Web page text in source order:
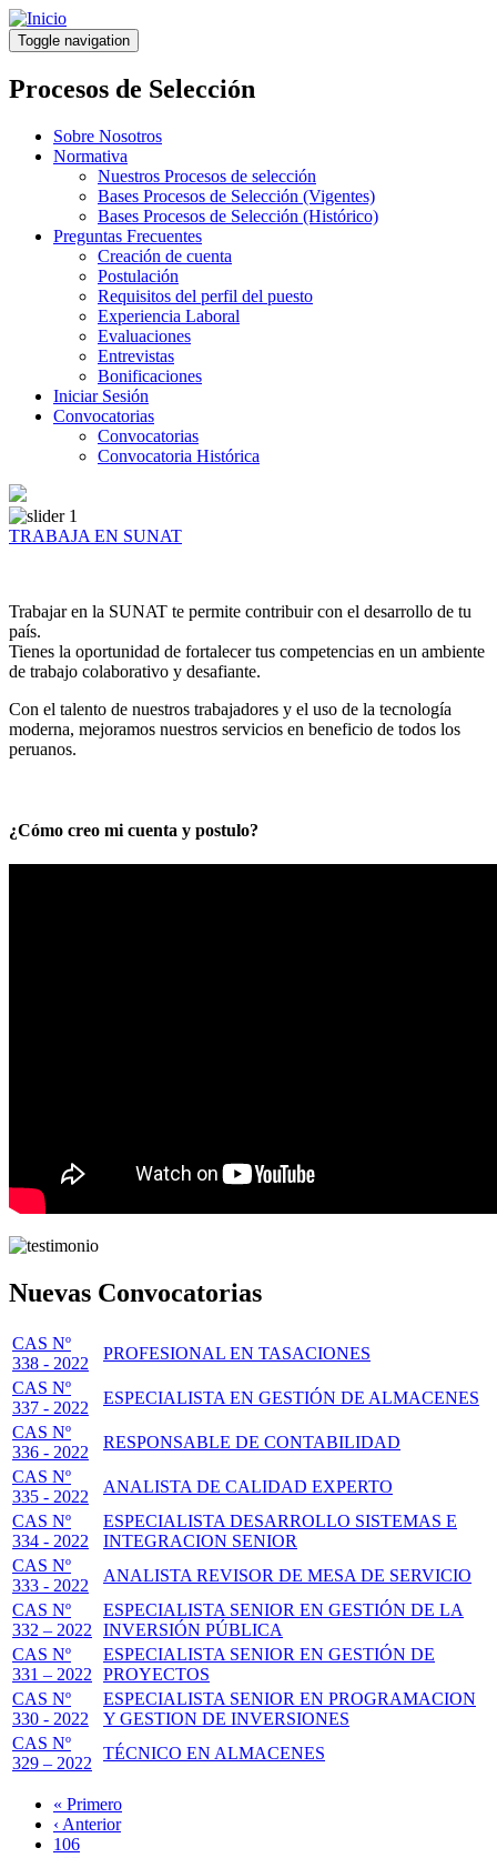
Pasar
al
contenido
principal
Toggle navigation
Procesos de Selección
Sobre Nosotros
Normativa
Nuestros Procesos de selección
Bases Procesos de Selección (Vigentes)
Bases Procesos de Selección (Histórico)
Preguntas Frecuentes
Creación de cuenta
Postulación
Requisitos del perfil del puesto
Experiencia Laboral
Evaluaciones
Entrevistas
Bonificaciones
Iniciar Sesión
Convocatorias
Convocatorias
Convocatoria Histórica
TRABAJA EN SUNAT
Trabajar en la SUNAT te permite contribuir con el desarrollo de tu
país.
Tienes la oportunidad de fortalecer tus competencias en un ambiente
de trabajo colaborativo y desafiante.
Con el talento de nuestros trabajadores y el uso de la tecnología
moderna, mejoramos nuestros servicios en beneficio de todos los
peruanos.
¿Cómo creo mi cuenta y postulo?
Nuevas Convocatorias
CAS Nº
338 - 2022
PROFESIONAL EN TASACIONES
CAS Nº
337 - 2022
ESPECIALISTA EN GESTIÓN DE ALMACENES
CAS Nº
336 - 2022
RESPONSABLE DE CONTABILIDAD
CAS Nº
335 - 2022
ANALISTA DE CALIDAD EXPERTO
CAS Nº
334 - 2022
ESPECIALISTA DESARROLLO SISTEMAS E
INTEGRACION SENIOR
CAS Nº
333 - 2022
ANALISTA REVISOR DE MESA DE SERVICIO
CAS Nº
332 – 2022
ESPECIALISTA SENIOR EN GESTIÓN DE LA
INVERSIÓN PÚBLICA
CAS Nº
331 – 2022
ESPECIALISTA SENIOR EN GESTIÓN DE
PROYECTOS
CAS Nº
330 - 2022
ESPECIALISTA SENIOR EN PROGRAMACION
Y GESTION DE INVERSIONES
CAS Nº
329 – 2022
TÉCNICO EN ALMACENES
Paginación
Primera
página
« Primero
Página
anterior
‹ Anterior
Page
106